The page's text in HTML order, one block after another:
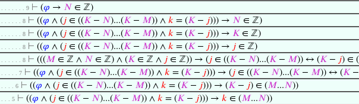
. . . . . . . . 9 ⊢ (𝜑 → 𝑁 ∈ ℤ)
. . . . . . . 8 ⊢ ((𝜑 ∧ (𝑗 ∈ ((𝐾 − 𝑁)...(𝐾 − 𝑀)) ∧ 𝑘 = (𝐾 − 𝑗))) → 𝑁 ∈ ℤ)
. . . . . . . 8 ⊢ ((𝜑 ∧ (𝑗 ∈ ((𝐾 − 𝑁)...(𝐾 − 𝑀)) ∧ 𝑘 = (𝐾 − 𝑗))) → 𝐾 ∈ ℤ)
. . . . . . . 8 ⊢ ((𝜑 ∧ (𝑗 ∈ ((𝐾 − 𝑁)...(𝐾 − 𝑀)) ∧ 𝑘 = (𝐾 − 𝑗))) → 𝑗 ∈ ℤ)
. . . . . . . 8 ⊢ (((𝑀 ∈ ℤ ∧ 𝑁 ∈ ℤ) ∧ (𝐾 ∈ ℤ ∧ 𝑗 ∈ ℤ)) → (𝑗 ∈ ((𝐾 − 𝑁)...(𝐾 − 𝑀)) ↔ (𝐾 − 𝑗) ∈ (
. . . . . . 7 ⊢ ((𝜑 ∧ (𝑗 ∈ ((𝐾 − 𝑁)...(𝐾 − 𝑀)) ∧ 𝑘 = (𝐾 − 𝑗))) → (𝑗 ∈ ((𝐾 − 𝑁)...(𝐾 − 𝑀)) ↔ (𝐾 −
. . . . . 6 ⊢ ((𝜑 ∧ (𝑗 ∈ ((𝐾 − 𝑁)...(𝐾 − 𝑀)) ∧ 𝑘 = (𝐾 − 𝑗))) → (𝐾 − 𝑗) ∈ (𝑀...𝑁))
. . . . 5 ⊢ ((𝜑 ∧ (𝑗 ∈ ((𝐾 − 𝑁)...(𝐾 − 𝑀)) ∧ 𝑘 = (𝐾 − 𝑗))) → 𝑘 ∈ (𝑀...𝑁))